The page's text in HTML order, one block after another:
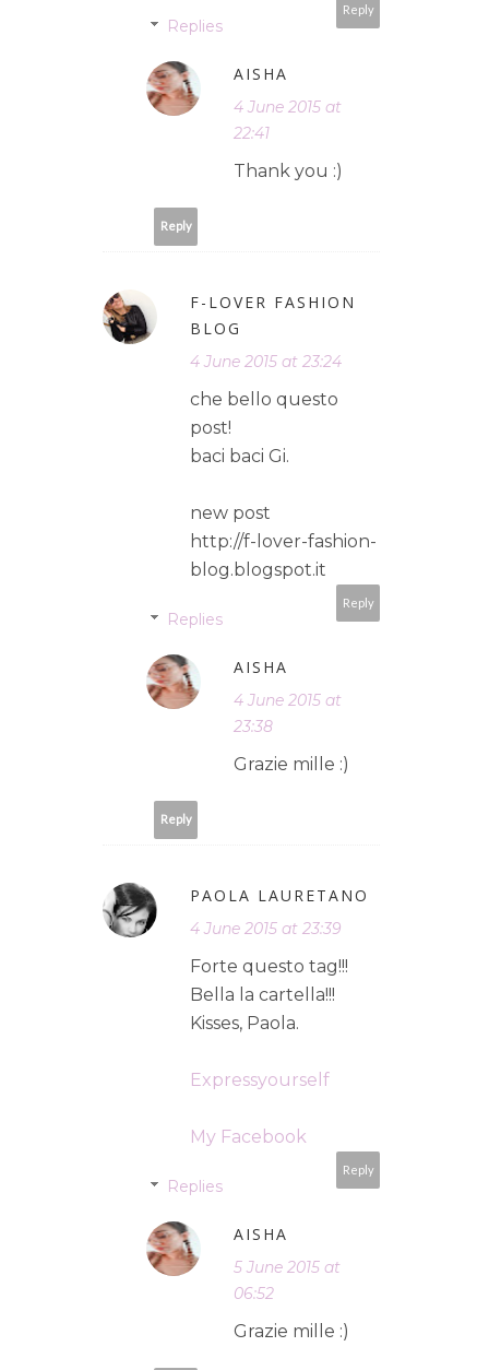
Reply
Replies
AISHA
4 June 2015 at
22:41
Thank you :)
Reply
F-LOVER FASHION
BLOG
4 June 2015 at 23:24
che bello questo
post!
baci baci Gi.
new post
http://f-lover-fashion-
blog.blogspot.it
Reply
Replies
AISHA
4 June 2015 at
23:38
Grazie mille :)
Reply
PAOLA LAURETANO
4 June 2015 at 23:39
Forte questo tag!!!
Bella la cartella!!!
Kisses, Paola.
Expressyourself
My Facebook
Reply
Replies
AISHA
5 June 2015 at
06:52
Grazie mille :)